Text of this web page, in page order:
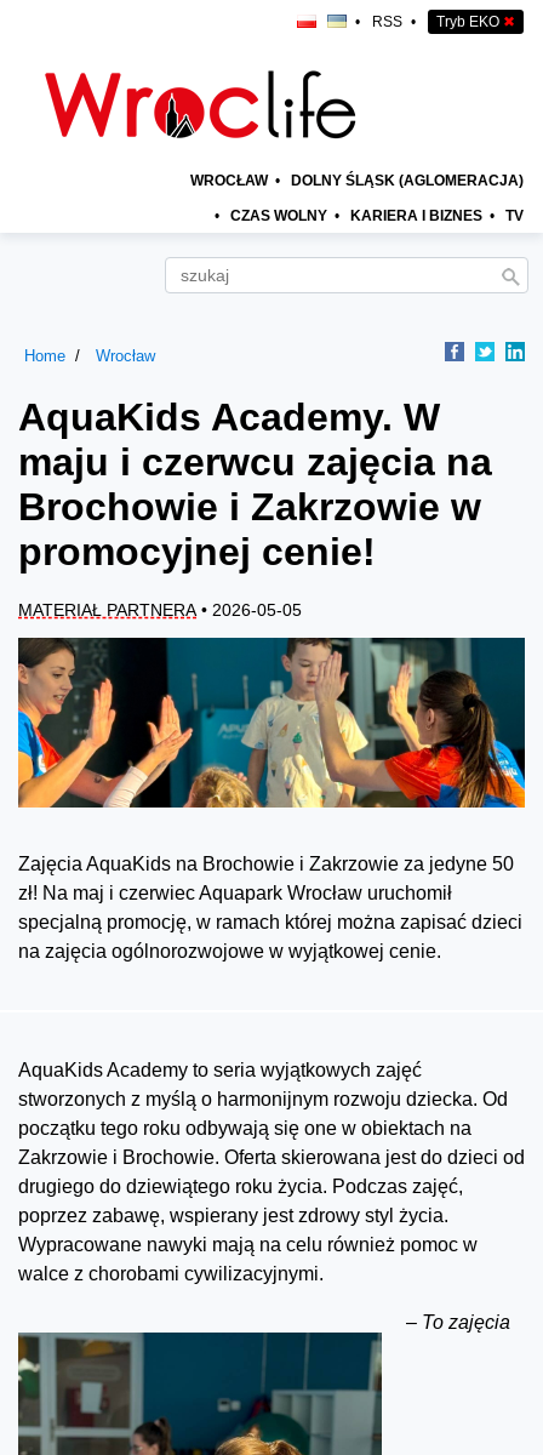
• RSS • Tryb EKO ✖
WROCŁAW • DOLNY ŚLĄSK (AGLOMERACJA)
• CZAS WOLNY • KARIERA I BIZNES • TV
Home Wrocław
AquaKids Academy. W
maju i czerwcu zajęcia na
Brochowie i Zakrzowie w
promocyjnej cenie!
MATERIAŁ PARTNERA• 2026-05-05
Zajęcia AquaKids na Brochowie i Zakrzowie za jedyne 50
zł! Na maj i czerwiec Aquapark Wrocław uruchomił
specjalną promocję, w ramach której można zapisać dzieci
na zajęcia ogólnorozwojowe w wyjątkowej cenie.
AquaKids Academy to seria wyjątkowych zajęć
stworzonych z myślą o harmonijnym rozwoju dziecka. Od
początku tego roku odbywają się one w obiektach na
Zakrzowie i Brochowie. Oferta skierowana jest do dzieci od
drugiego do dziewiątego roku życia. Podczas zajęć,
poprzez zabawę, wspierany jest zdrowy styl życia.
Wypracowane nawyki mają na celu również pomoc w
walce z chorobami cywilizacyjnymi.
– To zajęcia